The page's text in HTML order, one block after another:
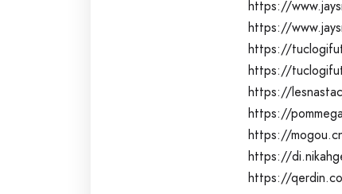
https://
https://
https://
https://
https://
https://
https://
https://
https://